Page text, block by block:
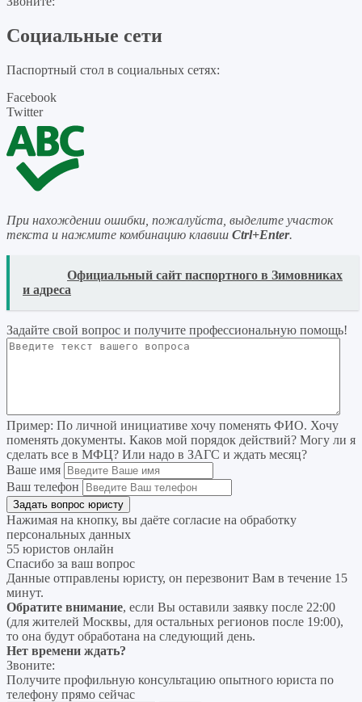
Социальные сети
Паспортный стол в социальных сетях:
Facebook
Twitter
При нахождении ошибки, пожалуйста, выделите участок
текста и нажмите комбинацию клавиш Ctrl+Enter.
Официальный сайт паспортного в Зимовниках
и адреса
Задайте свой вопрос и получите профессиональную помощь!
Пример: По личной инициативе хочу поменять ФИО. Хочу
поменять документы. Каков мой порядок действий? Могу ли я
сделать все в МФЦ? Или надо в ЗАГС и ждать месяц?
Ваше имя
Ваш телефон
Нажимая на кнопку, вы даёте согласие на обработку
персональных данных
55 юристов онлайн
Спасибо за ваш вопрос
Данные отправлены юристу, он перезвонит Вам в течение 15
минут.
Обратите внимание, если Вы оставили заявку после 22:00
(для жителей Москвы, для остальных регионов после 19:00),
то она будут обработана на следующий день.
Нет времени ждать?
Звоните:
Получите профильную консультацию опытного юриста по
телефону прямо сейчас